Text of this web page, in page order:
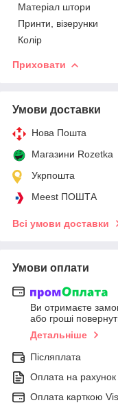
Матеріал штори
Принти, візерунки
Колір
Приховати
Умови доставки
Нова Пошта
Магазини Rozetka
Укрпошта
Meest ПОШТА
Всі умови доставки
Умови оплати
Ви отримаєте
або гроші
Детальніше
Післяплата
Оплата на рахунок
Оплата карткою